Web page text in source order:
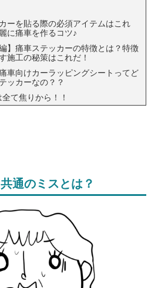
ーを貼る際の必須アイテムはこれ
に痛車を作るコツ♪
編】痛車ステッカーの特徴とは？特徴
施工の秘策はこれだ！
車向けカーラッピングシートってど
ッカーなの？？
て焦りから！！
通のミスとは？